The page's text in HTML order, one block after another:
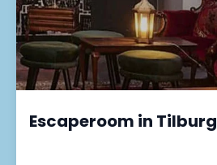
Escaperoom in Tilburg